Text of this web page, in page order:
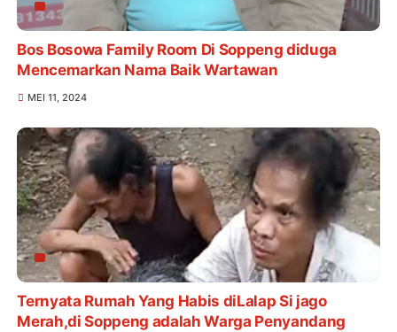
Bos Bosowa Family Room Di Soppeng diduga
Mencemarkan Nama Baik Wartawan
MEI 11, 2024
Ternyata Rumah Yang Habis diLalap Si jago
Merah,di Soppeng adalah Warga Penyandang